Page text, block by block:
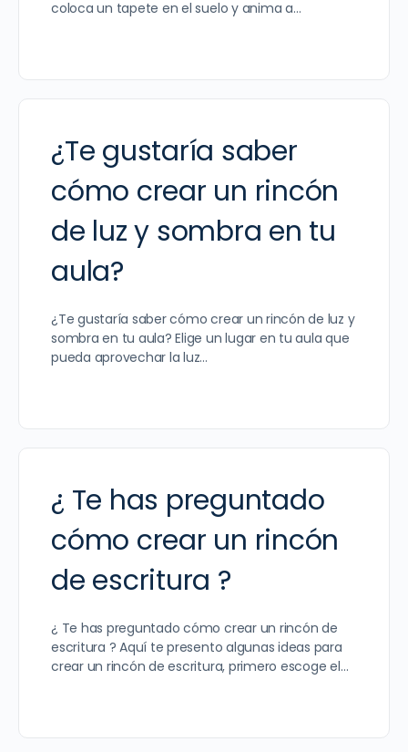
coloca un tapete en el suelo y anima a…
¿Te gustaría saber
cómo crear un rincón
de luz y sombra en tu
aula?
¿Te gustaría saber cómo crear un rincón de luz y
sombra en tu aula? Elige un lugar en tu aula que
pueda aprovechar la luz…
¿ Te has preguntado
cómo crear un rincón
de escritura ?
¿ Te has preguntado cómo crear un rincón de
escritura ? Aquí te presento algunas ideas para
crear un rincón de escritura, primero escoge el…